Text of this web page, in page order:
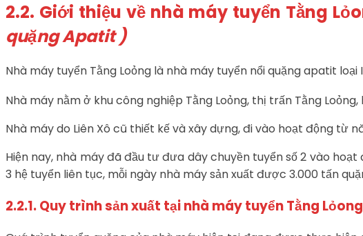
2.2. Giới thiệu về nhà máy tuyển Tằng
quặng Apatit )
Nhà máy tuyển Tằng Loỏng là nhà máy tuyển nổi quặng apatit
Nhà máy nằm ở khu công nghiệp Tằng Loỏng, thị trấn Tằng
Nhà máy do Liên Xô cũ thiết kế và xây dựng, đi vào hoạt động từ
Hiện nay, nhà máy đã đầu tư đưa dây chuyền tuyển số 2 vào
3 hệ tuyển liên tục, mỗi ngày nhà máy sản xuất được 3.000 tấn
2.2.1. Quy trình sản xuất tại nhà máy tuyển Tằng Lỏong